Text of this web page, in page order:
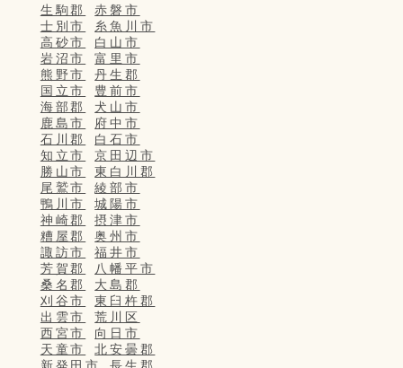
生駒郡
赤磐市
士別市
糸魚川市
高砂市
白山市
岩沼市
富里市
熊野市
丹生郡
国立市
豊前市
海部郡
犬山市
鹿島市
府中市
石川郡
白石市
知立市
京田辺市
勝山市
東白川郡
尾鷲市
綾部市
鴨川市
城陽市
神崎郡
摂津市
糟屋郡
奥州市
諏訪市
福井市
芳賀郡
八幡平市
桑名郡
大島郡
刈谷市
東臼杵郡
出雲市
荒川区
西宮市
向日市
天童市
北安曇郡
新発田市
長生郡